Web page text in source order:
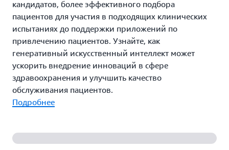
кандидатов, более эффективного подбора
пациентов для участия в подходящих клинических
испытаниях до поддержки приложений по
привлечению пациентов. Узнайте, как
генеративный искусственный интеллект может
ускорить внедрение инноваций в сфере
здравоохранения и улучшить качество
обслуживания пациентов.
Подробнее